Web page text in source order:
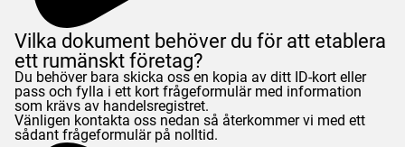
Vilka dokument behöver du för att etablera
ett rumänskt företag?
Du behöver bara skicka oss en kopia av ditt ID-kort eller
pass och fylla i ett kort frågeformulär med information
som krävs av handelsregistret.
Vänligen kontakta oss nedan så återkommer vi med ett
sådant frågeformulär på nolltid.